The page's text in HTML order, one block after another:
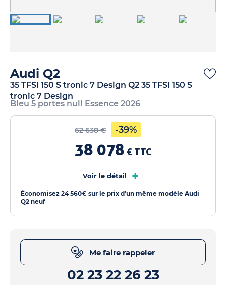
Audi Q2
35 TFSI 150 S tronic 7 Design Q2 35 TFSI 150 S
tronic 7 Design
Bleu 5 portes null Essence 2026
62 638 € -39%
38 078 € TTC
Voir le détail +
Économisez 24 560€ sur le prix d’un même modèle Audi
Q2 neuf
Me faire rappeler
02 23 22 26 23